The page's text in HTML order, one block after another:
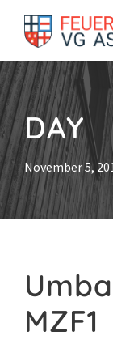
DAY
November 5,
MZF1